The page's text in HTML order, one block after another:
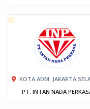
KOTA ADM. JAKARTA
PT. INTAN NADA